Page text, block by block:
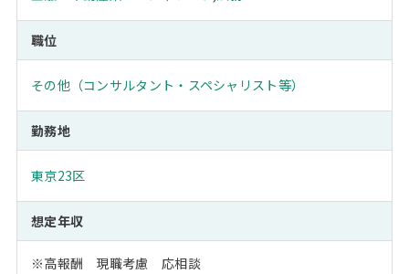
職位
その他（コンサルタント・スペシャリスト等）
勤務地
東京23区
想定年収
※高報酬 現職考慮 応相談